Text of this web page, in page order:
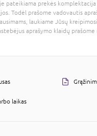
pateikiama prekės
Todėl prašome vadovautis
laukiame Jūsų
aprašymo klaidų prašome
laikas